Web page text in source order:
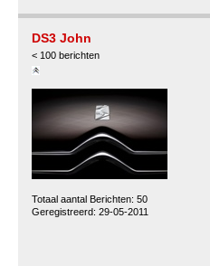
DS3 John
< 100 berichten
Totaal aantal Berichten: 50
Geregistreerd: 29-05-2011